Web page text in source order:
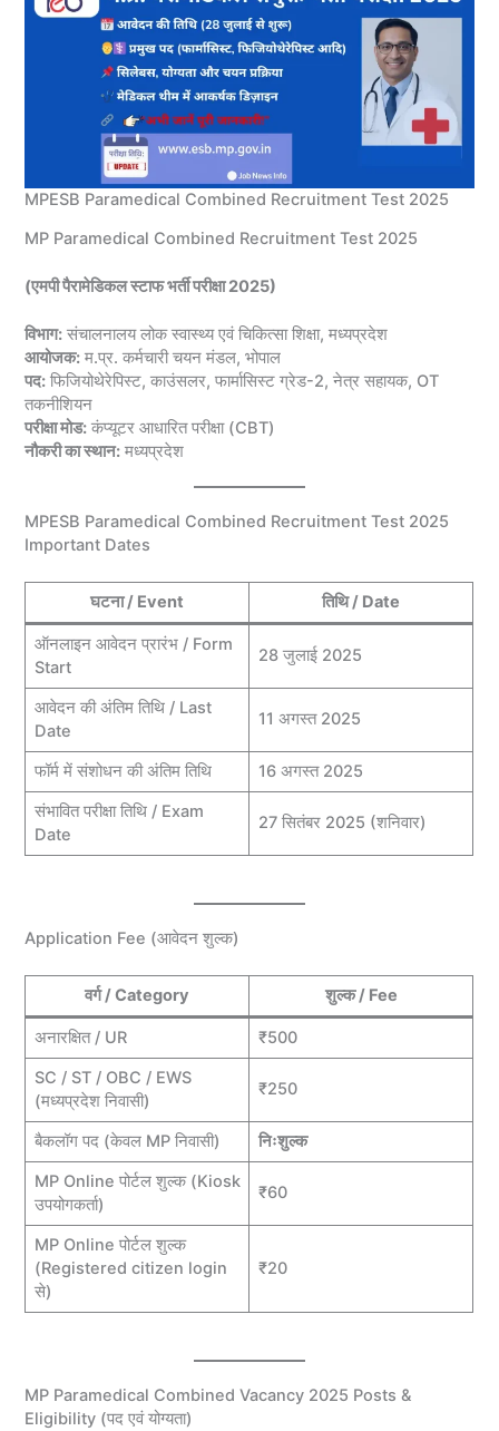
MPESB Paramedical Combined Recruitment Test 2025
MP Paramedical Combined Recruitment Test 2025
(एमपी पैरामेडिकल स्टाफ भर्ती परीक्षा 2025)
विभाग: संचालनालय लोक स्वास्थ्य एवं चिकित्सा शिक्षा, मध्यप्रदेश
आयोजक: म.प्र. कर्मचारी चयन मंडल, भोपाल
पद: फिजियोथेरेपिस्ट, काउंसलर, फार्मासिस्ट ग्रेड-2, नेत्र सहायक, OT
तकनीशियन
परीक्षा मोड: कंप्यूटर आधारित परीक्षा (CBT)
नौकरी का स्थान: मध्यप्रदेश
MPESB Paramedical Combined Recruitment Test 2025
Important Dates
घटना / Event तिथि / Date
ऑनलाइन आवेदन प्रारंभ / Form
Start
28 जुलाई 2025
आवेदन की अंतिम तिथि / Last
Date
11 अगस्त 2025
फॉर्म में संशोधन की अंतिम तिथि
16 अगस्त 2025
संभावित परीक्षा तिथि / Exam
Date
27 सितंबर 2025 (शनिवार)
Application Fee (आवेदन शुल्क)
वर्ग / Category शुल्क / Fee
अनारक्षित / UR
₹500
SC / ST / OBC / EWS
(मध्यप्रदेश निवासी)
₹250
बैकलॉग पद (केवल MP निवासी)
निःशुल्क
MP Online पोर्टल शुल्क (Kiosk
उपयोगकर्ता)
₹60
MP Online पोर्टल शुल्क
(Registered citizen login
से)
₹20
MP Paramedical Combined Vacancy 2025 Posts &
Eligibility (पद एवं योग्यता)